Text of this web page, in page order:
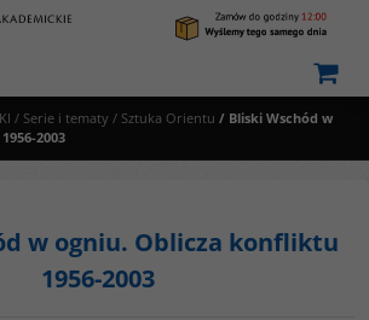
/ Serie i tematy / Sztuka Orientu / Bliski Wschód w
2003
w ogniu. Oblicza konfliktu
1956-2003